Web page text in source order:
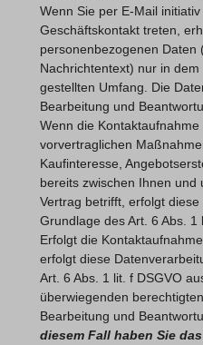
Wenn Sie per E-Mail
Geschäftskontakt treten,
personenbezogenen Daten
Nachrichtentext) nur in
gestellten Umfang. Die
Bearbeitung und
Wenn die
vorvertraglichen
Kaufinteresse,
bereits zwischen Ihnen und
Vertrag betrifft, erfolgt
Grundlage des Art. 6 Abs. 1
Erfolgt die
erfolgt diese
Art. 6 Abs. 1 lit. f DSGVO
überwiegenden
Bearbeitung und
diesem Fall haben Sie